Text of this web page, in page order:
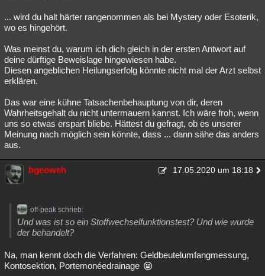
... wird du halt härter rangenommen als bei Mystery oder Esoterik,
wo es hingehört.
Was meinst du, warum ich dich gleich in der ersten Antwort auf
deine dürftige Beweislage hingewiesen habe.
Diesen angeblichen Heilungserfolg könnte nicht mal der Arzt selbst
erklären.
Das war eine kühne Tatsachenbehauptung von dir, deren
Wahrheitsgehalt du nicht untermauern kannst. Ich wäre froh, wenn
uns so etwas erspart bliebe. Hättest du gefragt, ob es unserer
Meinung nach möglich sein könnte, dass ... dann sähe das anders
aus.
bgeoweh 17.05.2020 um 18:18
off-peak schrieb:
Und was ist so ein Stoffwechselfunktionstest? Und wie wurde
der behandelt?
Na, man kennt doch die Verfahren: Geldbeutelumfangmessung,
Kontosektion, Portemonéedrainage